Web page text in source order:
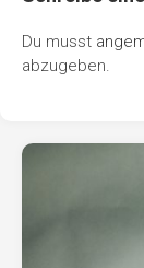
Du musst
abzugeben.